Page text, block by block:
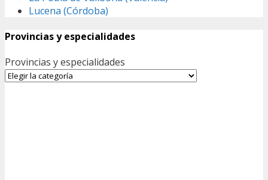
Lucena (Córdoba)
Provincias y especialidades
Provincias y especialidades